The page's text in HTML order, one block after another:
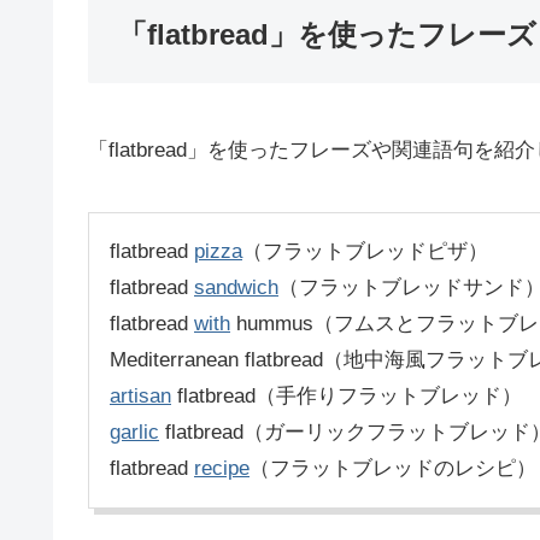
「flatbread」を使ったフレーズ
「flatbread」を使ったフレーズや関連語句を紹介
flatbread pizza（フラットブレッドピザ）
flatbread sandwich （フラットブレッドサンド）
flatbread with hummus（フムスとフラットブレ
Mediterranean flatbread（地中海風フラットブ
artisan flatbread（手作りフラットブレッド）
garlic flatbread（ガーリックフラットブレッド）
flatbread recipe （フラットブレッドのレシピ）